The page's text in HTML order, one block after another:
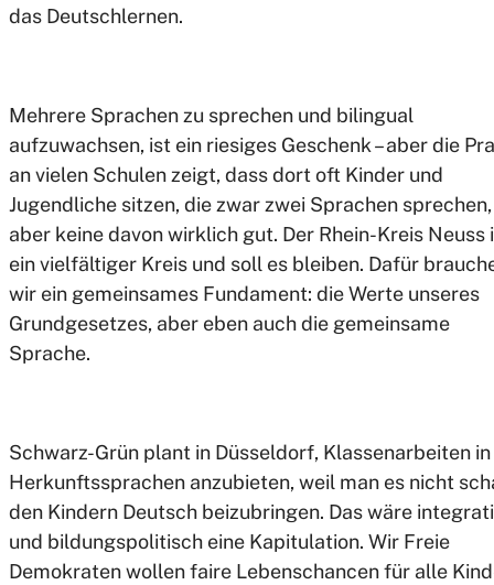
das Deutschlernen.
Mehrere Sprachen zu sprechen und bilingual
aufzuwachsen, ist ein riesiges Geschenk – aber die
an vielen Schulen zeigt, dass dort oft Kinder und
Jugendliche sitzen, die zwar zwei Sprachen sprechen,
aber keine davon wirklich gut. Der Rhein-Kreis Neuss
ein vielfältiger Kreis und soll es bleiben. Dafür
wir ein gemeinsames Fundament: die Werte unseres
Grundgesetzes, aber eben auch die gemeinsame
Sprache.
Schwarz-Grün plant in Düsseldorf, Klassenarbeiten in
Herkunftssprachen anzubieten, weil man es nicht
den Kindern Deutsch beizubringen. Das wäre
und bildungspolitisch eine Kapitulation. Wir Freie
Demokraten wollen faire Lebenschancen für alle